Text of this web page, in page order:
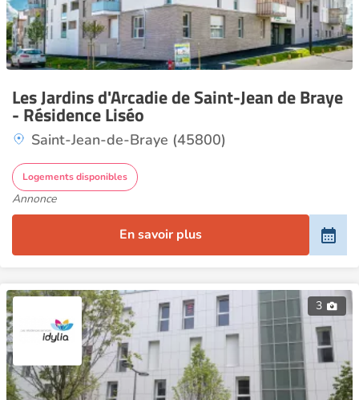
Les Jardins d'Arcadie de Saint-Jean de Braye
- Résidence Liséo
Saint-Jean-de-Braye (45800)
Logements disponibles
Annonce
En savoir plus
3